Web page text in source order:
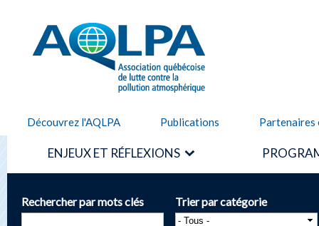
AQLPA
Découvrez l'AQLPA Publications Partenaires
ENJEUX ET RÉFLEXIONS
Rechercher par mots clés Trier par catégorie